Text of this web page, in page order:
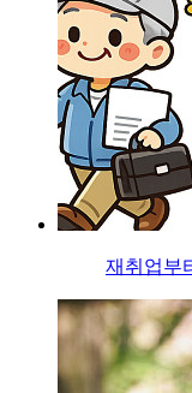
재취업부